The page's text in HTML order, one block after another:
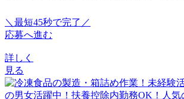
＼最短45秒で完了／
応募へ進む
詳しく
見る